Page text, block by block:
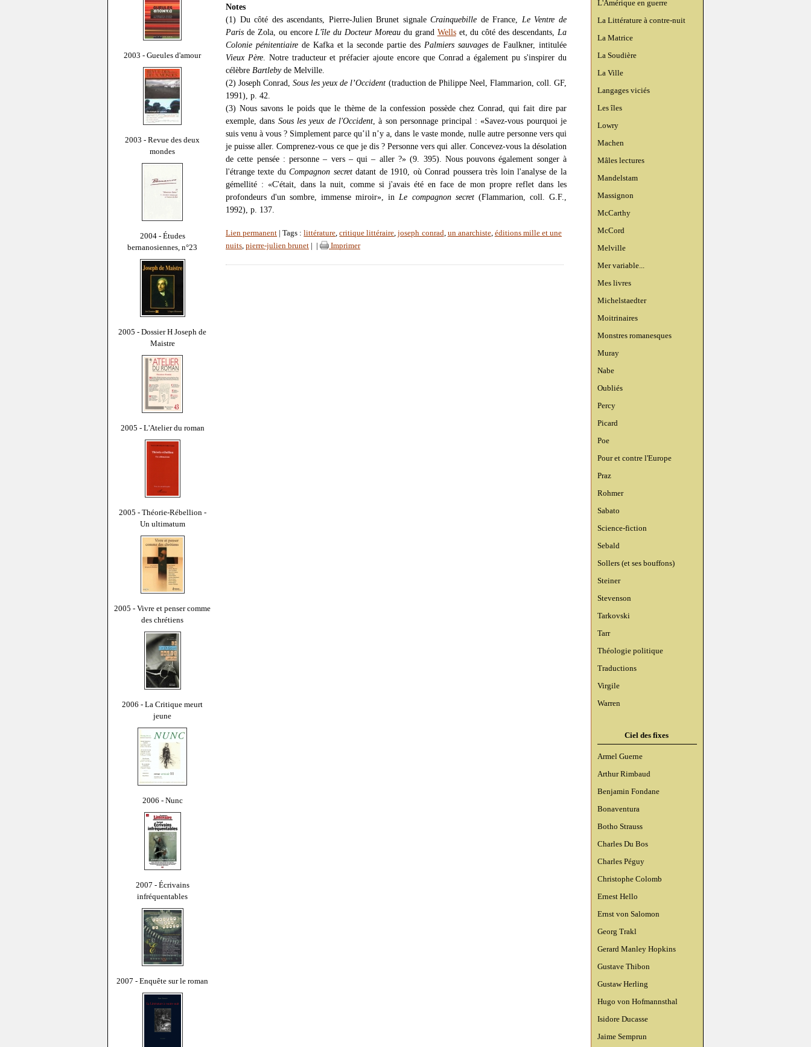
2003 - Gueules d'amour
2003 - Revue des deux
mondes
2004 - Études
bernanosiennes, n°23
2005 - Dossier H Joseph de
Maistre
2005 - L'Atelier du roman
2005 - Théorie-Rébellion -
Un ultimatum
2005 - Vivre et penser comme
des chrétiens
2006 - La Critique meurt
jeune
2006 - Nunc
2007 - Écrivains
infréquentables
2007 - Enquête sur le roman
L'Amérique en guerre
La Littérature à contre-nuit
La Matrice
La Soudière
La Ville
Langages viciés
Les îles
Lowry
Machen
Mâles lectures
Mandelstam
Massignon
McCarthy
McCord
Melville
Mer variable...
Mes livres
Michelstaedter
Moitrinaires
Monstres romanesques
Muray
Nabe
Oubliés
Percy
Picard
Poe
Pour et contre l'Europe
Praz
Rohmer
Sabato
Science-fiction
Sebald
Sollers (et ses bouffons)
Steiner
Stevenson
Tarkovski
Tarr
Théologie politique
Traductions
Virgile
Warren
Ciel des fixes
Armel Guerne
Arthur Rimbaud
Benjamin Fondane
Bonaventura
Botho Strauss
Charles Du Bos
Charles Péguy
Christophe Colomb
Ernest Hello
Ernst von Salomon
Georg Trakl
Gerard Manley Hopkins
Gustave Thibon
Gustaw Herling
Hugo von Hofmannsthal
Isidore Ducasse
Jaime Semprun
Notes
(1) Du côté des ascendants, Pierre-Julien Brunet signaleCrainquebille de France, Le Ventre de
Paris de Zola, ou encore L'île du Docteur Moreau du grand Wellset, du côté des descendants, La
Colonie pénitentiaire de Kafka et la seconde partie des Palmiers sauvagesde Faulkner, intitulée
Vieux Père. Notre traducteur et préfacier ajoute encore que Conrad a également pu s'inspirer du
célèbre Bartlebyde Melville.
(2) Joseph Conrad,Sous les yeux de l’Occident (traduction de Philippe Neel, Flammarion, coll. GF,
1991), p. 42.
(3) Nous savons le poids que le thème de la confession possède chez Conrad, qui fait dire par
exemple, dans Sous les yeux de l'Occident , à son personnage principal : «Savez-vous pourquoi je
suis venu à vous ? Simplement parce qu’il n’y a, dans le vaste monde, nulle autre personne vers qui
je puisse aller. Comprenez-vous ce que je dis ? Personne vers qui aller. Concevez-vous la désolation
de cette pensée : personne – vers – qui – aller ?» (9. 395). Nous pouvons également songer à
l'étrange texte duCompagnon secretdatant de 1910, où Conrad poussera très loin l'analyse de la
gémellité : «C'était, dans la nuit, comme si j'avais été en face de mon propre reflet dans les
profondeurs d'un sombre, immense miroir», in Le compagnon secret(Flammarion, coll. G.F.,
1992), p. 137.
Lien permanent | Tags :littérature,critique littéraire,joseph conrad, un anarchiste, éditions mille et une
nuits, pierre-julien brunet Imprimer